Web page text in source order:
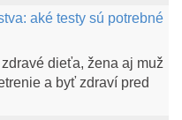
aké testy sú potrebné
dieťa, žena aj muž
a byť zdraví pred